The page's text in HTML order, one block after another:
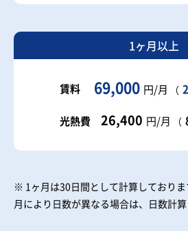
1ヶ月以上
賃料 69,000 円/月 （
光熱費 26,400 円/月 （
※ 1ヶ月は30日間として計算しておりま
月により日数が異なる場合は、日数計算